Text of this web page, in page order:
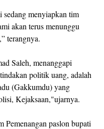
sedang menyiapkan tim
akan terus menunggu
terangnya.
Saleh, menanggapi
politik uang, adalah
(Gakkumdu) yang
Kejaksaan,"ujarnya.
Pemenangan paslon bupati